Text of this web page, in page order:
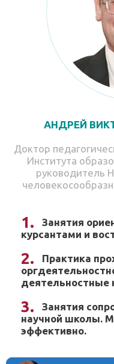
АНДРЕЙ
Доктор
Института
руководитель
Занятия
курсантами и
Практика
деятельностные
Занятия
научной школы.
эффективно.